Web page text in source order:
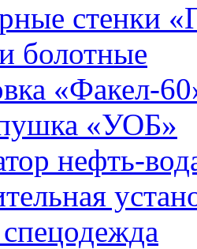
стенки
болотные
«Факел-
«УОБ»
нефть-